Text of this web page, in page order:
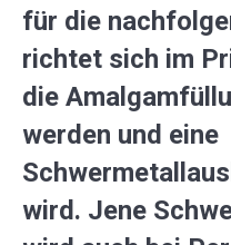
für die
richtet sich im
die
werden und eine
wird. Jene